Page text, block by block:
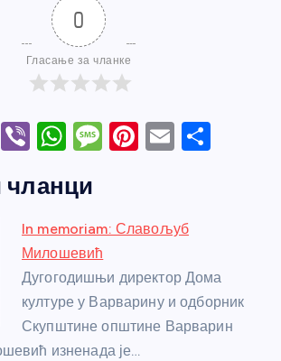
0
Гласање за чланке
T
Vi
er
W
at
s
A
p
p
M
a
g
e
Pi
e
E
чланци
In memoriam: Славољуб
Милошевић
Дугогодишњи директор Дома
културе у Варварину и одборник
Скупштине општине Варварин
изненада је…